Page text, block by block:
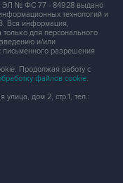
ЭЛ № ФС 77 - 84928 выдано
технологий и
Вся информация,
для персонального
и/или
письменного разрешения
Продолжая работу с
файлов cookie.
улица, дом 2, стр.1, тел.: